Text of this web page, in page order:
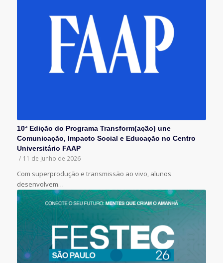
10ª Edição do Programa Transform(ação) une
Comunicação, Impacto Social e Educação no Centro
Universitário FAAP
/ 11 de junho de 2026
Com superprodução e transmissão ao vivo, alunos
desenvolvem…